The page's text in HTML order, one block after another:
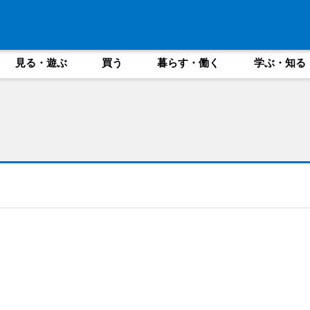
見る・遊ぶ 買う 暮らす・働く 学ぶ・知る